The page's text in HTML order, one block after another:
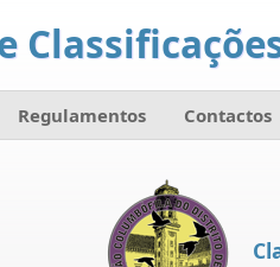
Regulamentos Contactos